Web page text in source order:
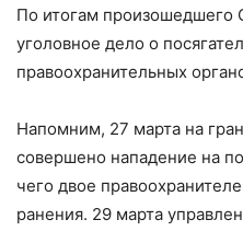
По итогам произошедшего
уголовное дело о
правоохранительных
Напомним, 27 марта на
совершено нападение на
чего двое
ранения. 29 марта